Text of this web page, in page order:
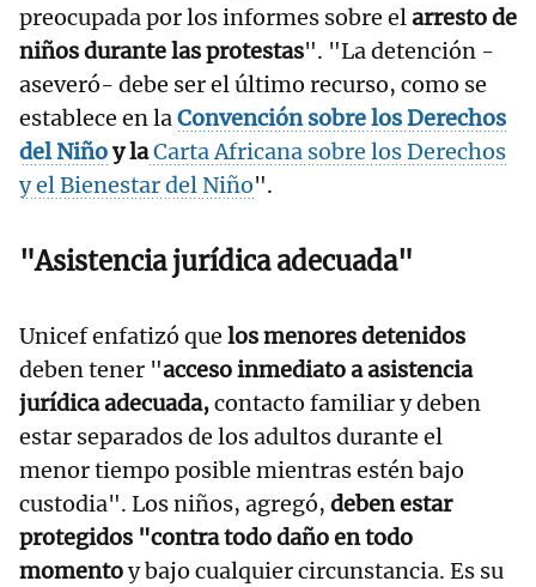
preocupada por los informes sobre elarresto de
niños durante las protestas". "La detención -
aseveró- debe ser el último recurso, como se
establece en laConvención sobre los Derechos
del Niñoy laCarta Africana sobre los Derechos
y el Bienestar del Niño".
"Asistencia jurídica adecuada"
Unicef enfatizó que los menores detenidos
deben tener "acceso inmediato a asistencia
jurídica adecuada,contacto familiar y deben
estar separados de los adultos durante el
menor tiempo posible mientras estén bajo
custodia". Los niños, agregó, deben estar
protegidos "contra todo daño en todo
momentoy bajo cualquier circunstancia. Es su